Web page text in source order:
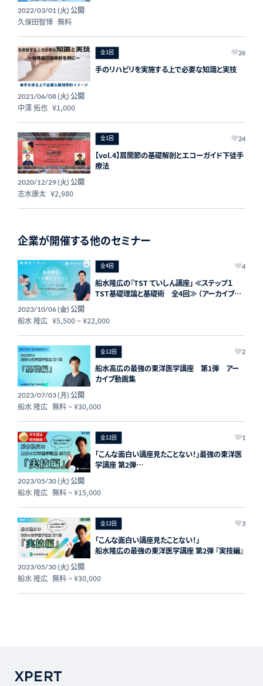
2022/03/01 (火) 公開
久保田智博 無料
全1回 26
手のリハビリを実施する上で必要な知識と実技
2021/06/08 (火) 公開
中澤 拓也 ¥1,000
全1回 24
【vol.4】肩関節の基礎解剖とエコーガイド下徒手
療法
2020/12/29 (火) 公開
志水康太 ¥2,980
企業が開催する他のセミナー
全4回 4
船水隆広の『TST ていしん講座」 ≪ステップ１
TST基礎理論と基礎術 全4回≫ （アーカイブ付
2023/10/06 (金) 公開
船水 隆広 ¥5,500~¥22,000
全12回 2
船水高広の最強の東洋医学講座 第1弾 アー
カイブ動画集
2023/07/03 (月) 公開
船水 隆広 無料~¥30,000
全12回 1
「こんな面白い講座見たことない！」最強の東洋医
学講座 第2弾
2023/05/30 (火) 公開
船水 隆広 無料~¥15,000
全12回 3
「こんな面白い講座見たことない！」
船水隆広の最強の東洋医学講座 第2弾 『実技編』
2023/05/30 (火) 公開
船水 隆広 無料~¥30,000